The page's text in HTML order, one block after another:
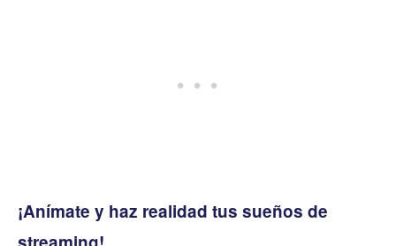
¡Anímate y haz realidad tus sueños de